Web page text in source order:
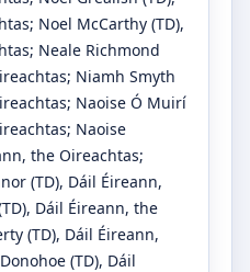
; Noel McCarthy (TD),
; Neale Richmond
; Niamh Smyth
; Naoise Ó Muirí
; Naoise
the Oireachtas;
(TD), Dáil Éireann,
, Dáil Éireann, the
(TD), Dáil Éireann,
(TD), Dáil